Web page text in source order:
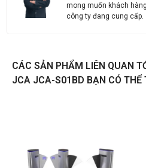
mong muốn khách
công ty đang cung cấp.
CÁC SẢN PHẨM LIÊN QUAN
JCA JCA-S01BD BẠN CÓ THỂ
Liên hệ